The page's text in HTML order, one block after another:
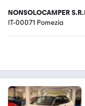
NONSOLOCAMPER
IT-00071 Pomezia